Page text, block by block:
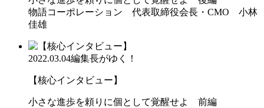
物語コーポレーション 代表取締役会長・CMO 小林
佳雄
2022.03.04編集長がゆく！
【核心インタビュー】
小さな進歩を頼りに個として覚醒せよ 前編